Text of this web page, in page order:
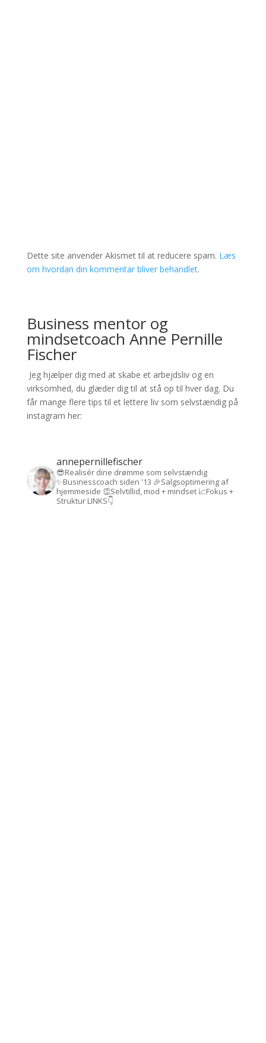
Dette site anvender Akismet til at reducere spam. Læs
om hvordan din kommentar bliver behandlet.
Business mentor og
mindsetcoach Anne Pernille
Fischer
Jeg hjælper dig med at skabe et arbejdsliv og en
virksomhed, du glæder dig til at stå op til hver dag. Du
får mange flere tips til et lettere liv som selvstændig på
instagram her:
annepernillefischer
😎Realisér dine drømme som selvstændig
✨Businesscoach siden '13 🎉Salgsoptimering af
hjemmeside 👏Selvtillid, mod + mindset📈Fokus +
StrukturLINKS👇